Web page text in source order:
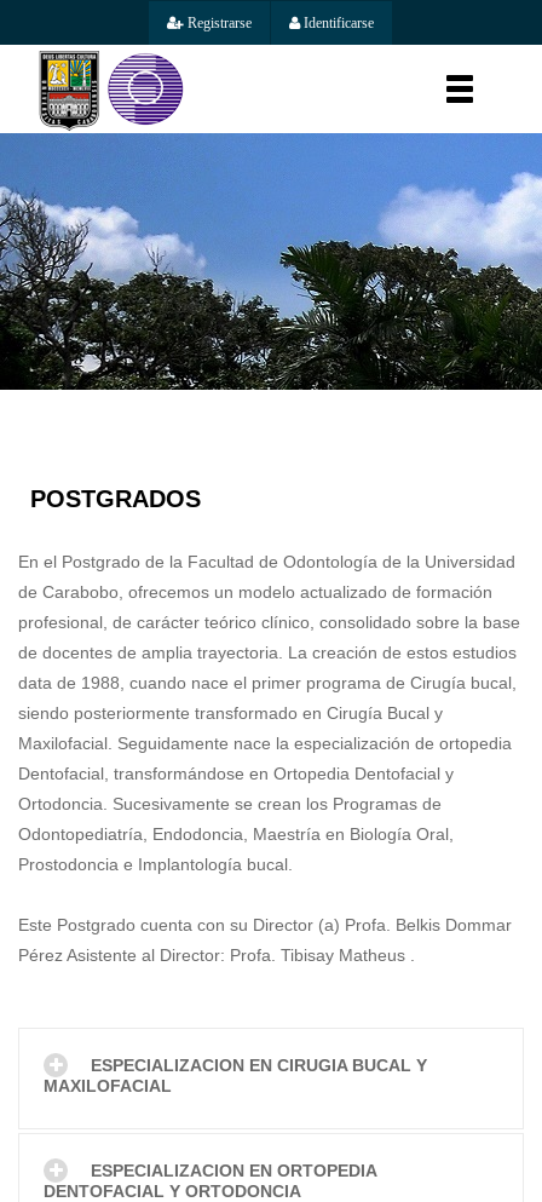
Registrarse Identificarse
POSTGRADOS
En el Postgrado de la Facultad de Odontología de la Universidad
de Carabobo, ofrecemos un modelo actualizado de formación
profesional, de carácter teórico clínico, consolidado sobre la base
de docentes de amplia trayectoria. La creación de estos estudios
data de 1988, cuando nace el primer programa de Cirugía bucal,
siendo posteriormente transformado en Cirugía Bucal y
Maxilofacial. Seguidamente nace la especialización de ortopedia
Dentofacial, transformándose en Ortopedia Dentofacial y
Ortodoncia. Sucesivamente se crean los Programas de
Odontopediatría, Endodoncia, Maestría en Biología Oral,
Prostodoncia e Implantología bucal.
Este Postgrado cuenta con su Director (a) Profa. Belkis Dommar
Pérez Asistente al Director: Profa. Tibisay Matheus .
ESPECIALIZACION EN CIRUGIA BUCAL Y
MAXILOFACIAL
ESPECIALIZACION EN ORTOPEDIA
DENTOFACIAL Y ORTODONCIA